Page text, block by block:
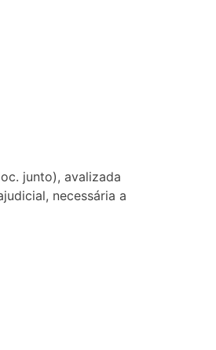
junto), avalizada
necessária a